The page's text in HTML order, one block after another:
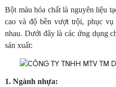
Bột màu hóa chất là nguyên liệu
cao và độ bền vượt trội, phục vụ
nhau. Dưới đây là các ứng dụng
sản xuất:
1. Ngành nhựa: